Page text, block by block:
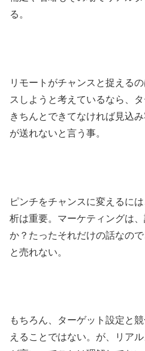
る。
リモートがチャンスと捉える
スしようと考えているなら、
きちんとできてなければ見込
が送れないと言う事。
ピンチをチャンスに変えるに
析は重要。マーケティングは
か？たったそれだけの話なの
と売れない。
もちろん、ターゲット設定と
えることではない。が、リア